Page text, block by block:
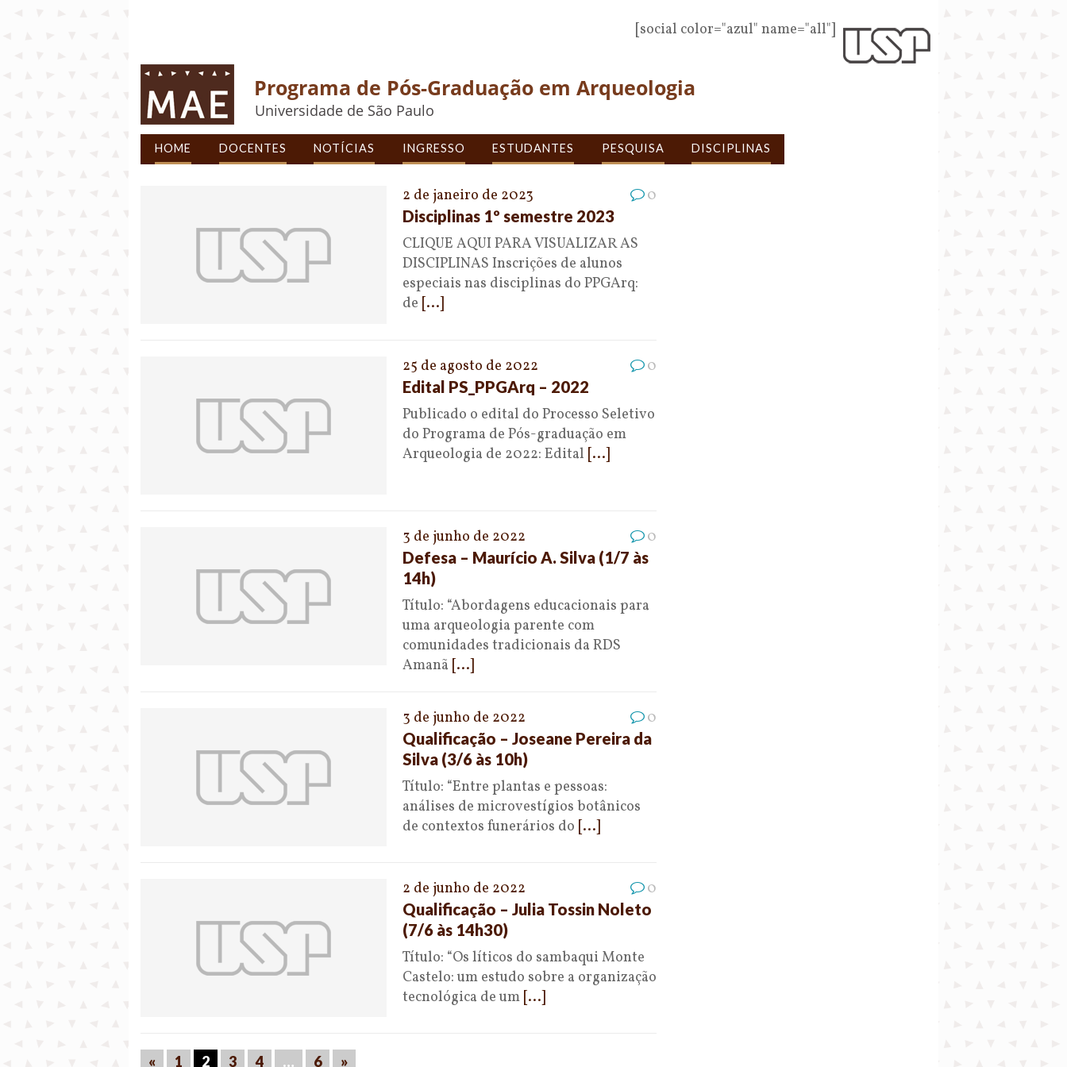
[social color="azul" name="all"]
Programa de Pós-Graduação em Arqueologia
Universidade de São Paulo
HOME DOCENTES NOTÍCIAS INGRESSO ESTUDANTES PESQUISA DISCIPLINAS
2 de janeiro de 2023 0
Disciplinas 1º semestre 2023
CLIQUE AQUI PARA VISUALIZAR AS
DISCIPLINAS Inscrições de alunos
especiais nas disciplinas do PPGArq:
de [...]
25 de agosto de 2022 0
Edital PS_PPGArq – 2022
Publicado o edital do Processo Seletivo
do Programa de Pós-graduação em
Arqueologia de 2022: Edital [...]
3 de junho de 2022 0
Defesa – Maurício A. Silva (1/7 às
14h)
Título: “Abordagens educacionais para
uma arqueologia parente com
comunidades tradicionais da RDS
Amanã [...]
3 de junho de 2022 0
Qualificação – Joseane Pereira da
Silva (3/6 às 10h)
Título: “Entre plantas e pessoas:
análises de microvestígios botânicos
de contextos funerários do [...]
2 de junho de 2022 0
Qualificação – Julia Tossin Noleto
(7/6 às 14h30)
Título: “Os líticos do sambaqui Monte
Castelo: um estudo sobre a organização
tecnológica de um [...]
« 1 2 3 4 … 6 »